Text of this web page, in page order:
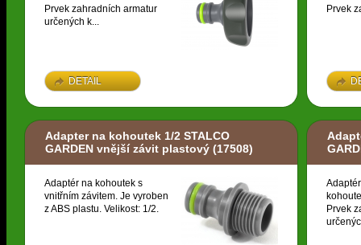
Prvek zahradních armatur
určených k...
DETAIL
Prvek
Adapter na kohoutek 1/2 STALCO
GARDEN vnější závit plastový (17508)
Adaptér na kohoutek s
vnitřním závitem. Je vyroben
z ABS plastu. Velikost: 1/2.
Prvek